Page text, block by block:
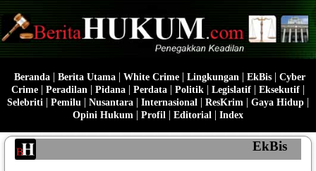
Beranda| Berita Utama| White Crime| Lingkungan | EkBis| Cyber
Crime | Peradilan | Pidana | Perdata | Politik | Legislatif | Eksekutif |
Selebriti | Pemilu | Nusantara | Internasional | ResKrim | Gaya Hidup |
Opini Hukum | Profil | Editorial | Index
EkBis